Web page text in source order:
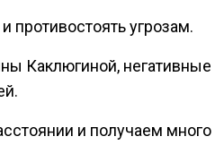
противостоять угрозам.
Каклюгиной, негативные
и получаем много